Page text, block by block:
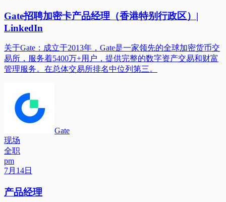
Gate招聘加密卡产品经理（香港特别行政区）|
LinkedIn
关于Gate：成立于2013年，Gate是一家领先的全球加密货币交
易所，服务着5400万+用户，提供完整的数字资产交易和财富
管理服务。在总体交易所排名中位列第三。
Gate
现场
全职
pm
7月14日
产品经理